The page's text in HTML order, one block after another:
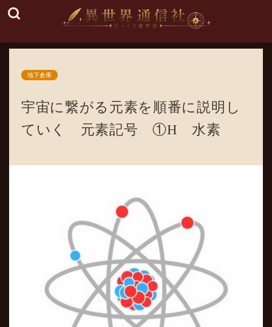
地下倉庫
宇宙に繋がる元素を順番に説明し
ていく 元素記号 ①H 水素